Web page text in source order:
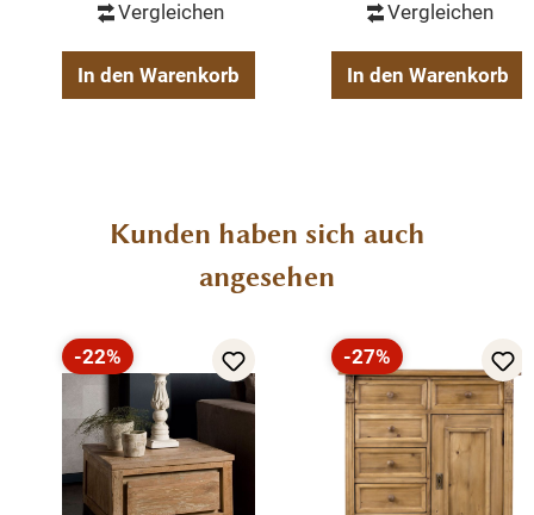
recyceltes Teakholz
recyceltem Teakholz, White Wash
Gewicht: 175 kg
Vergleichen
In den Warenkorb
Vergleichen
In den Warenkorb
Produktgalerie überspringen
Kunden haben sich auch
angesehen
Rabatt
-22%
Rabatt
-27%